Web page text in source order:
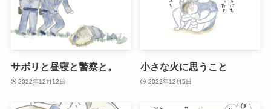
サボリと昼寝と警察と。
2022年12月12日
小さな火に思うこと
2022年12月5日